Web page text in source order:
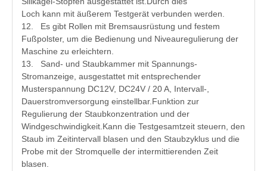
Loch kann mit äußerem Testgerät verbunden werden.
12. Es gibt Rollen mit Bremsausrüstung und festem
Fußpolster, um die Bedienung und Niveauregulierung der
Maschine zu erleichtern.
13. Sand- und Staubkammer mit Spannungs-
Stromanzeige, ausgestattet mit entsprechender
Musterspannung DC12V, DC24V / 20 A, Intervall-,
Dauerstromversorgung einstellbar.Funktion zur
Regulierung der Staubkonzentration und der
Windgeschwindigkeit.Kann die Testgesamtzeit steuern, den
Staub im Zeitintervall blasen und den Staubzyklus und die
Probe mit der Stromquelle der intermittierenden Zeit
blasen.